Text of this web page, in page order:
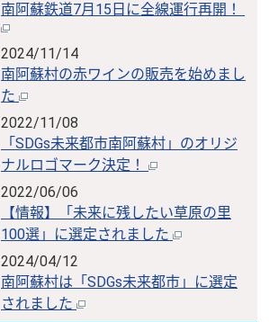
南阿蘇鉄道7月15日に全線運行再開！
2024/11/14
南阿蘇村の赤ワインの販売を始めまし
た
2022/11/08
「SDGs未来都市南阿蘇村」のオリジ
ナルロゴマーク決定！
2022/06/06
【情報】「未来に残したい草原の里
100選」に選定されました
2024/04/12
南阿蘇村は「SDGs未来都市」に選定
されました